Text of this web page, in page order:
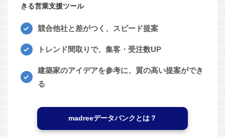
きる営業支援ツール
競合他社と差がつく、スピード提案
トレンド間取りで、集客・受注数UP
建築家のアイデアを参考に、質の高い提案ができ
る
madreeデータバンクとは？